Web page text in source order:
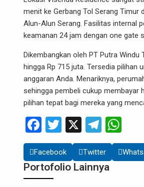
menit ke Gerbang Tol Serang Timur
Alun-Alun Serang. Fasilitas internal
keamanan 24 jam dengan one gate
Dikembangkan oleh PT Putra
hingga Rp 715 juta. Tersedia pilihan
anggaran Anda. Menariknya,
sehingga pembeli cukup membayar
pilihan tepat bagi mereka yang
Facebook
Twitter
X
Facebook Twitter
Portofolio Lainnya